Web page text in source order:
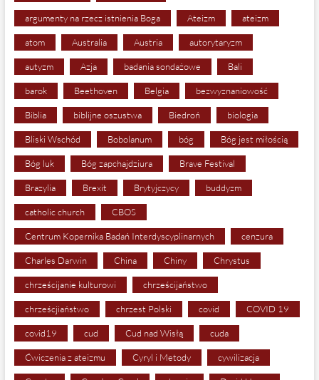
argumenty na rzecz istnienia Boga Ateizm ateizm
atom Australia Austria autorytaryzm
autyzm Azja badania sondażowe Bali
barok Beethoven Belgia bezwyznaniowość
Biblia biblijne oszustwa Biedroń biologia
Bliski Wschód Bobolanum bóg Bóg jest miłością
Bóg luk Bóg zapchajdziura Brave Festival
Brazylia Brexit Brytyjczycy buddyzm
catholic church CBOS
Centrum Kopernika Badań Interdyscyplinarnych cenzura
Charles Darwin China Chiny Chrystus
chrześcijanie kulturowi chrześcijaństwo
chrześcjiaństwo chrzest Polski covid COVID 19
covid19 cud Cud nad Wisłą cuda
Ćwiczenia z ateizmu Cyryl i Metody cywilizacja